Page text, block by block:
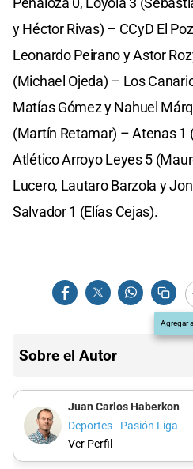
y Héctor Rivas) – CCyD El
Leonardo Peirano y Astor
(Michael Ojeda) – Los
Matías Gómez y Nahuel
(Martín Retamar) – Atenas 1
Atlético Arroyo Leyes 5
Lucero, Lautaro Barzola y
Salvador 1 (Elías Cejas).
Agregar
Sobre el Autor
Juan Carlos Haberkon
Deportes - Pasión Liga
Ver Perfil